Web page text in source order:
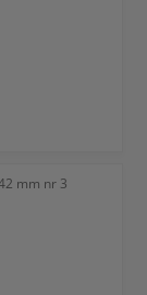
mm nr 3